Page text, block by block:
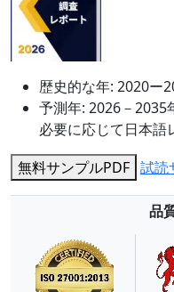
歴史的な年: 2020ー
予測年: 2026－2035
必要に応じて日本語
無料サンプルPDF 試読
品